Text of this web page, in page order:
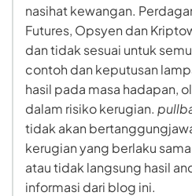
nasihat kewangan.
Futures, Opsyen dan
dan tidak sesuai untuk
contoh dan keputusan
hasil pada masa hadapan,
dalam risiko kerugian.
tidak akan
kerugian yang berlaku
atau tidak langsung hasil
informasi dari blog ini.